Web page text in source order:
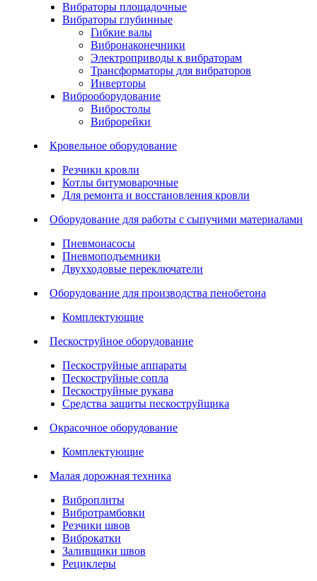
Вибраторы площадочные
Вибраторы глубинные
Гибкие валы
Вибронаконечники
Электроприводы к вибраторам
Трансформаторы для вибраторов
Инверторы
Виброоборудование
Вибростолы
Виброрейки
Кровельное оборудование
Резчики кровли
Котлы битумоварочные
Для ремонта и восстановления кровли
Оборудование для работы с сыпучими материалами
Пневмонасосы
Пневмоподъемники
Двухходовые переключатели
Оборудование для производства пенобетона
Комплектующие
Пескоструйное оборудование
Пескоструйные аппараты
Пескоструйные сопла
Пескоструйные рукава
Средства защиты пескоструйщика
Окрасочное оборудование
Комплектующие
Малая дорожная техника
Виброплиты
Вибротрамбовки
Резчики швов
Виброкатки
Заливщики швов
Рециклеры